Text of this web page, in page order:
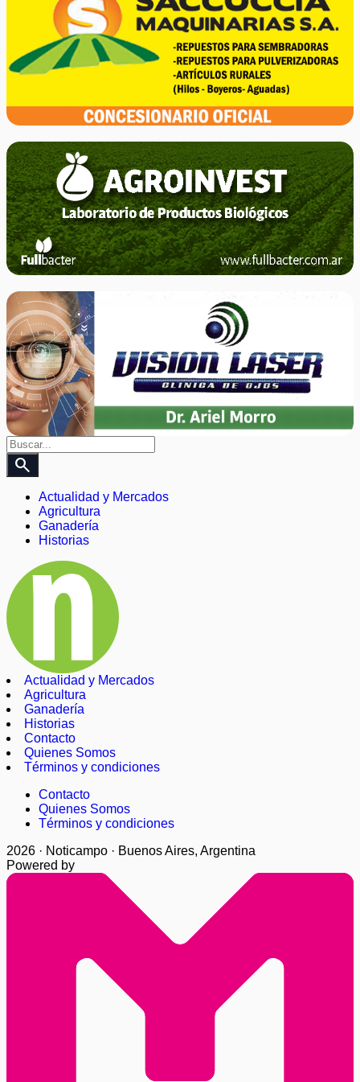
search
Actualidad y Mercados
Agricultura
Ganadería
Historias
Actualidad y Mercados
Agricultura
Ganadería
Historias
Contacto
Quienes Somos
Términos y condiciones
Contacto
Quienes Somos
Términos y condiciones
2026 · Noticampo · Buenos Aires, Argentina
Powered by